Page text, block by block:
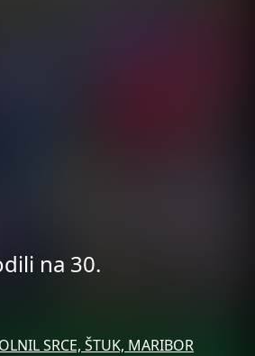
na 30.
SRCE, ŠTUK, MARIBOR